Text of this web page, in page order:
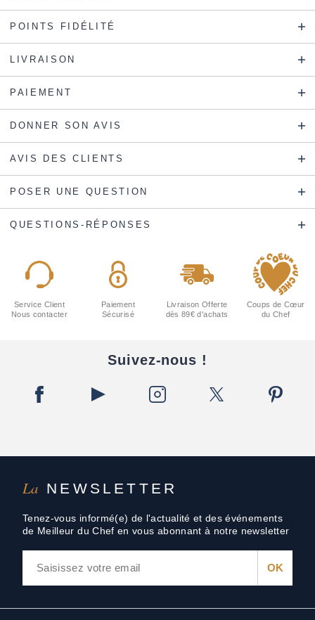
POINTS FIDÉLITÉ
LIVRAISON
PAIEMENT
DONNER SON AVIS
AVIS DES CLIENTS
POSER UNE QUESTION
QUESTIONS-RÉPONSES
La NEWSLETTER
Tenez-vous informé(e) de l'actualité et des événements
de Meilleur du Chef en vous abonnant à notre newsletter
Service Client
Nous contacter
Paiement
Sécurisé
Livraison Offerte
dès 89€ d'achats
Coups de Cœur
du Chef
Suivez-nous !